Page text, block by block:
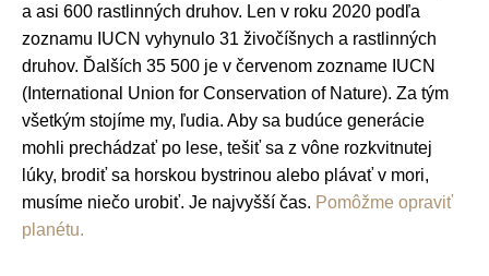
a asi 600 rastlinných druhov. Len v roku 2020 podľa
zoznamu IUCN vyhynulo 31 živočíšnych a rastlinných
druhov. Ďalších 35 500 je v červenom zozname IUCN
( International Union for Conservation of Nature). Za tým
všetkým stojíme my, ľudia. Aby sa budúce generácie
mohli prechádzať po lese, tešiť sa z vône rozkvitnutej
lúky, brodiť sa horskou bystrinou alebo plávať v mori,
musíme niečo urobiť. Je najvyšší čas. Pomôžme opraviť
planétu.